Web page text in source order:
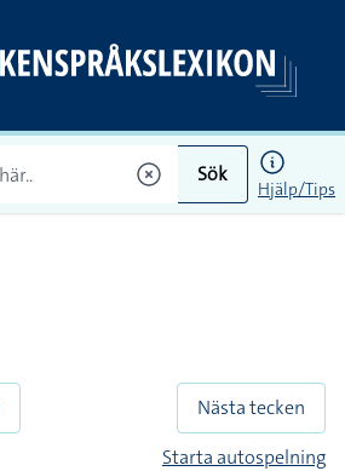
Sök
Hjälp/Tips
Nästa tecken
Starta autospelning